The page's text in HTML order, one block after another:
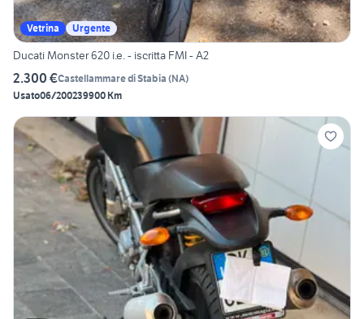
Vetrina Urgente
Ducati Monster 620 i.e. - iscritta FMI - A2
2.300 €Castellammare di Stabia (NA)
Usato06/200239900 Km